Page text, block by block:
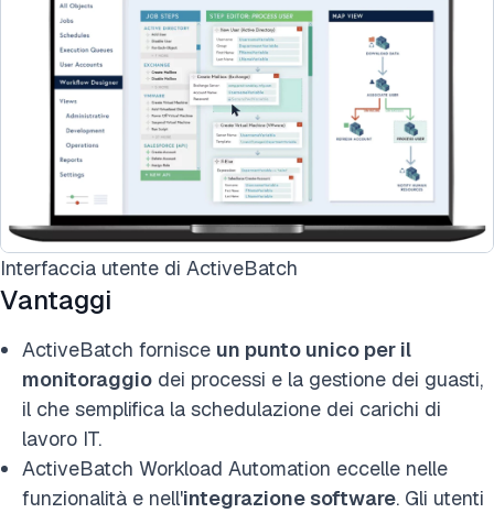
Interfaccia utente di ActiveBatch
Vantaggi
ActiveBatch fornisce un punto unico per il
monitoraggio dei processi e la gestione dei guasti,
il che semplifica la schedulazione dei carichi di
lavoro IT.
ActiveBatch Workload Automation eccelle nelle
funzionalità e nell'integrazione software. Gli utenti